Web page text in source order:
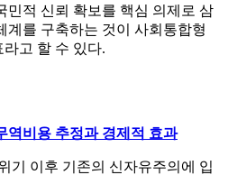
민적 신뢰 확보를 핵심 의제로 삼
계를 구축하는 것이 사회통합형
고 할 수 있다.
역비용 추정과 경제적 효과
기 이후 기존의 신자유주의에 입